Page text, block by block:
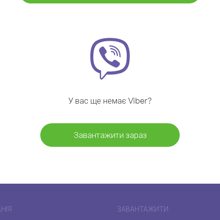
У вас ще немає Viber?
Завантажити зараз
ЗАВАНТАЖИТИ